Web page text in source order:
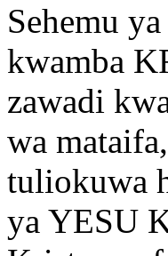
Sehemu
kwamba
zawadi
wa
tuliokuwa
ya YESU